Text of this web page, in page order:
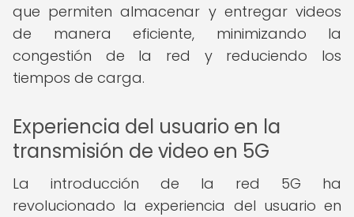
que permiten almacenar y entregar videos
de manera eficiente, minimizando la
congestión de la red y reduciendo los
tiempos de carga.
Experiencia del usuario en la
transmisión de video en 5G
La introducción de la red 5G ha
revolucionado la experiencia del usuario en